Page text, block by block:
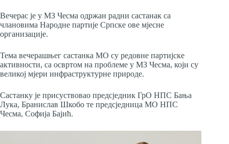
Вечерас је у МЗ Чесма одржан радни састанак са
члановима Народне партије Српске ове мјесне
организације.
Тема вечерашњег састанка МО су редовне партијске
активности, са освртом на проблеме у МЗ Чесма, који су
великој мјери инфраструктурне природе.
Састанку је присуствовао предсједник ГрО НПС Бања
Лука, Бранислав Шкобо те предсједница МО НПС
Чесма, Софија Бајић.